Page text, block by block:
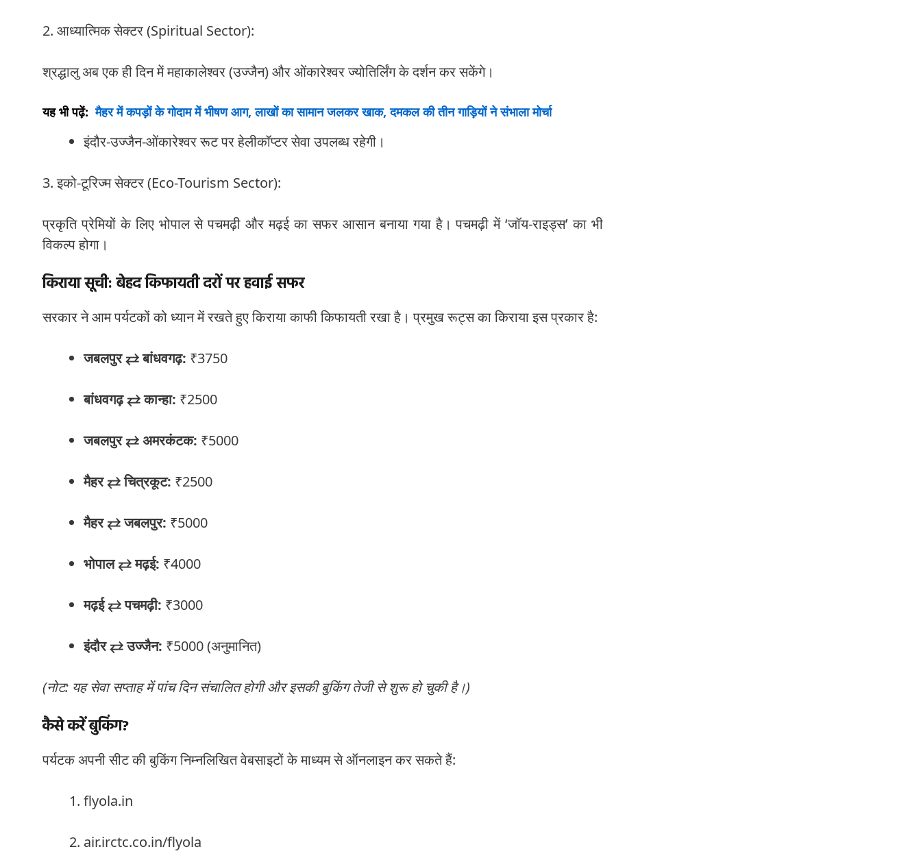
2. आध्यात्मिक सेक्टर (Spiritual Sector):
श्रद्धालु अब एक ही दिन में महाकालेश्वर (उज्जैन) और ओंकारेश्वर ज्योतिर्लिंग के दर्शन कर सकेंगे।
यह भी पढ़ें: मैहर में कपड़ों के गोदाम में भीषण आग, लाखों का सामान जलकर खाक, दमकल की तीन गाड़ियों ने संभाला मोर्चा
इंदौर-उज्जैन-ओंकारेश्वर रूट पर हेलीकॉप्टर सेवा उपलब्ध रहेगी।
3. इको-टूरिज्म सेक्टर (Eco-Tourism Sector):
प्रकृति प्रेमियों के लिए भोपाल से पचमढ़ी और मढ़ई का सफर आसान बनाया गया है। पचमढ़ी में ‘जॉय-राइड्स’ का भी
विकल्प होगा।
किराया सूची: बेहद किफायती दरों पर हवाई सफर
सरकार ने आम पर्यटकों को ध्यान में रखते हुए किराया काफी किफायती रखा है। प्रमुख रूट्स का किराया इस प्रकार है:
जबलपुर ⇄ बांधवगढ़: ₹3750
बांधवगढ़ ⇄ कान्हा: ₹2500
जबलपुर ⇄ अमरकंटक: ₹5000
मैहर ⇄ चित्रकूट: ₹2500
मैहर ⇄ जबलपुर: ₹5000
भोपाल ⇄ मढ़ई: ₹4000
मढ़ई ⇄ पचमढ़ी: ₹3000
इंदौर ⇄ उज्जैन: ₹5000 (अनुमानित)
(नोट: यह सेवा सप्ताह में पांच दिन संचालित होगी और इसकी बुकिंग तेजी से शुरू हो चुकी है।)
कैसे करें बुकिंग?
पर्यटक अपनी सीट की बुकिंग निम्नलिखित वेबसाइटों के माध्यम से ऑनलाइन कर सकते हैं:
flyola.in
air.irctc.co.in/flyola